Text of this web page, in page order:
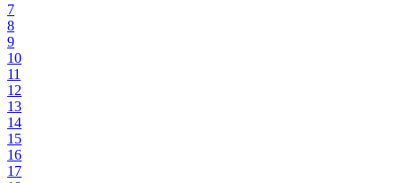
7
8
9
10
11
12
13
14
15
16
17